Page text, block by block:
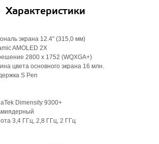
Характеристики
экрана 12.4" (315,0 мм)
AMOLED 2X
2800 x 1752 (WQXGA+)
цвета основного экрана 16 млн.
S Pen
Dimensity 9300+
3,4 ГГц, 2,8 ГГц, 2 ГГц